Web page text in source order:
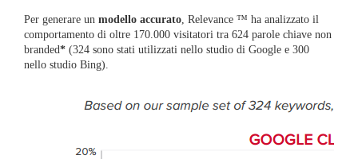
Per generare un modello accurato , Relevance ™ ha analizzato il
comportamento di oltre 170.000 visitatori tra 624 parole chiave non
branded* (324 sono stati utilizzati nello studio di Google e 300
nello studio Bing).